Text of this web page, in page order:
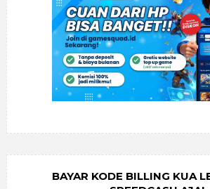
BAYAR KODE BILLING KUA